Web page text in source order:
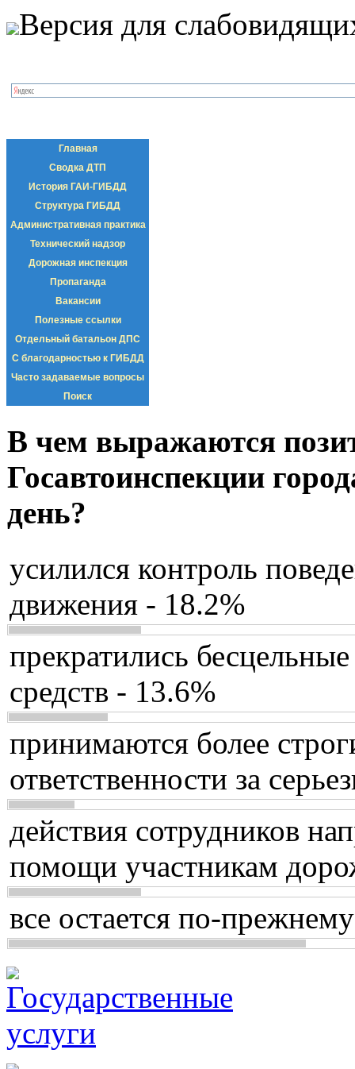
Версия для
Главная
Сводка ДТП
История ГАИ-ГИБДД
Структура ГИБДД
Административная практика
Технический надзор
Дорожная инспекция
Пропаганда
Вакансии
Полезные ссылки
Отдельный батальон ДПС
С благодарностью к ГИБДД
Часто задаваемые вопросы
Поиск
В чем выражаются
Госавтоинспекции
день?
усилился контроль
движения - 18.2%
прекратились
средств - 13.6%
принимаются более
ответственности за
действия сотрудников
помощи участникам
все остается по-